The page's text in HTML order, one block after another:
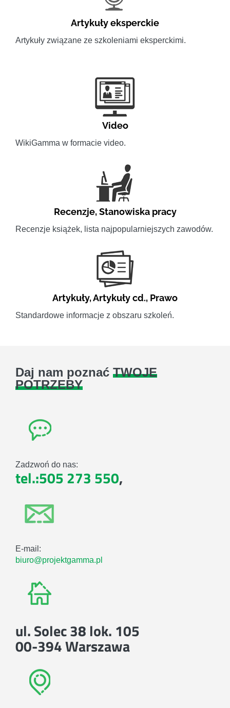
Artykuły eksperckie
Artykuły związane ze szkoleniami eksperckimi.
Video
WikiGamma w formacie video.
Recenzje,Stanowiska pracy
Recenzje książek, lista najpopularniejszych zawodów.
Artykuły,Artykuły cd., Prawo
Standardowe informacje z obszaru szkoleń.
Daj nam poznać TWOJE
POTRZEBY
Zadzwoń do nas:
tel.:505 273 550,
E-mail:
biuro@projektgamma.pl
ul. Solec 38 lok. 105
00-394 Warszawa